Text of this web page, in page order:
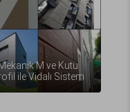
Mekanik M ve Kutu
ile Vidalı Sistem